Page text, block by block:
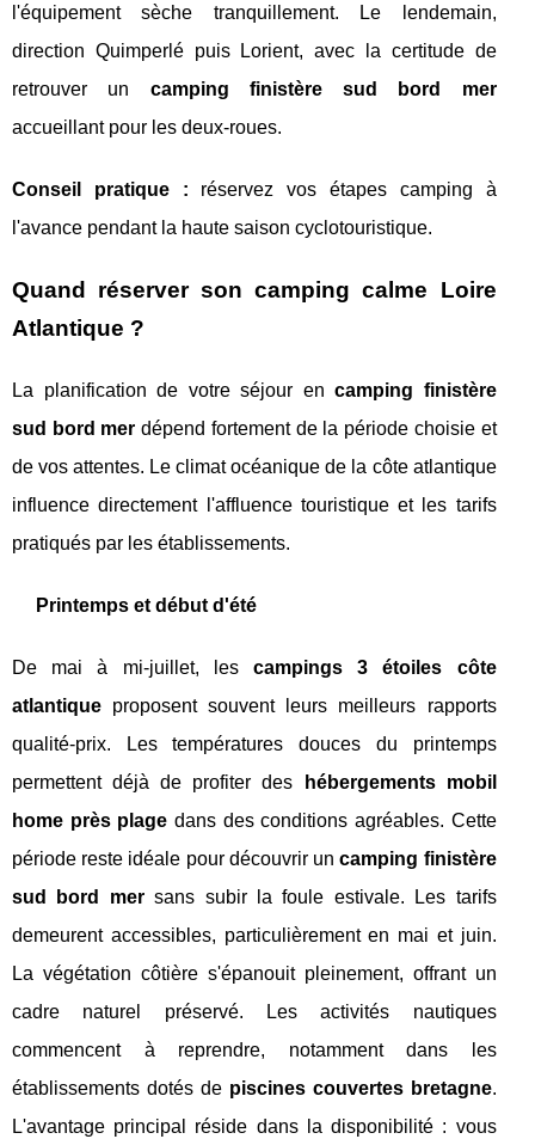
l'équipement sèche tranquillement. Le lendemain,
direction Quimperlé puis Lorient, avec la certitude de
retrouver un camping finistère sud bord mer
accueillant pour les deux-roues.
Conseil pratique : réservez vos étapes camping à
l'avance pendant la haute saison cyclotouristique.
Quand réserver son camping calme Loire
Atlantique ?
La planification de votre séjour encamping finistère
sud bord mer dépend fortement de la période choisie et
de vos attentes. Le climat océanique de la côte atlantique
influence directement l'affluence touristique et les tarifs
pratiqués par les établissements.
Printemps et début d'été
De mai à mi-juillet, les campings 3 étoiles côte
atlantique proposent souvent leurs meilleurs rapports
qualité-prix. Les températures douces du printemps
permettent déjà de profiter des
hébergements mobil
home près plage dans des conditions agréables. Cette
période reste idéale pour découvrir uncamping finistère
sud bord mersans subir la foule estivale. Les tarifs
demeurent accessibles, particulièrement en mai et juin.
La végétation côtière s'épanouit pleinement, offrant un
cadre naturel préservé. Les activités nautiques
commencent à reprendre, notamment dans les
établissements dotés de piscines couvertes bretagne.
L'avantage principal réside dans la disponibilité : vous